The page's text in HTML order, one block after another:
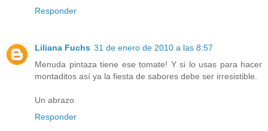
Responder
Liliana Fuchs 31 de enero de 2010 a las 8:57
Menuda pintaza tiene ese tomate! Y si lo usas para hacer
montaditos así ya la fiesta de sabores debe ser irresistible.
Un abrazo
Responder